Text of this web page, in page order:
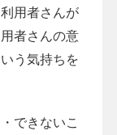
用者さんが
者さんの意
う気持ちを
できないこ